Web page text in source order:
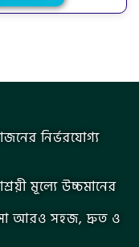
নির্ভরযোগ্য
মূল্যে উচ্চমানের
আরও সহজ, দ্রুত ও